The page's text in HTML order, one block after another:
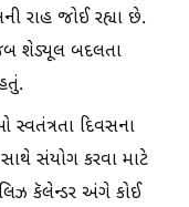
રાહ જોઈ રહ્યા છે.
શેડ્યૂલ બદલતા
દિવસના
સંયોગ કરવા માટે
કૅલેન્ડર અંગે કોઈ